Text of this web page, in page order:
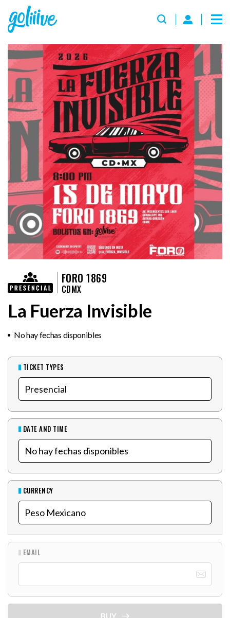
FORO 1869
CDMX
La Fuerza Invisible
No hay fechas disponibles
TICKET TYPES
DATE AND TIME
CURRENCY
EMAIL
BUY